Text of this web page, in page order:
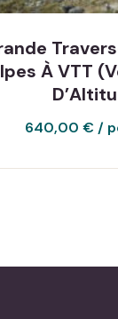
À VTT
640,00€